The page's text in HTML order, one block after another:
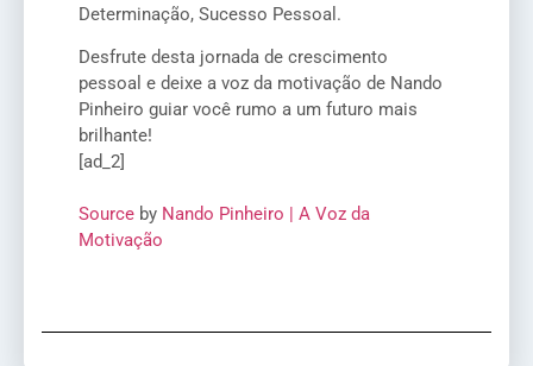
Determinação, Sucesso Pessoal.
Desfrute desta jornada de crescimento
pessoal e deixe a voz da motivação de Nando
Pinheiro guiar você rumo a um futuro mais
brilhante!
[ad_2]
Source by Nando Pinheiro | A Voz da
Motivação